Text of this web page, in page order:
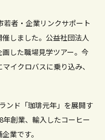
若者・企業リンクサポート
しました。公益社団法人
した職場見学ツアー。今
イクロバスに乗り込み、
ンド「珈琲元年」を展開す
創業、輸入したコーヒー
業です。